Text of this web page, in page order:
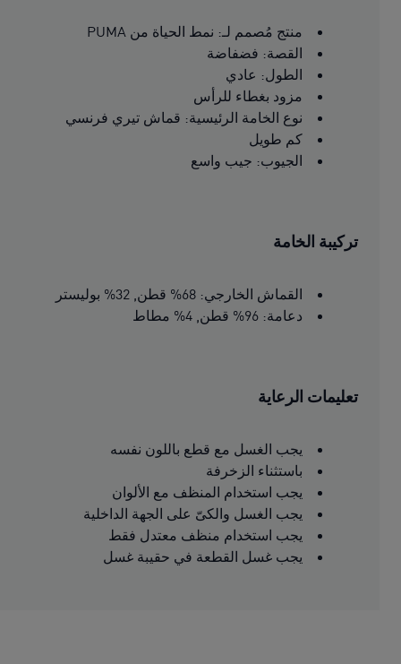
منتج مُصمم لـ: نمط الحياة من PUMA
القصة: فضفاضة
الطول: عادي
مزود بغطاء للرأس
نوع الخامة الرئيسية: قماش تيري فرنسي
كم طويل
الجيوب: جيب واسع
تركيبة الخامة
القماش الخارجي: 68% قطن, 32% بوليستر
دعامة: 96% قطن, 4% مطاط
تعليمات الرعاية
يجب الغسل مع قطع باللون نفسه
باستثناء الزخرفة
يجب استخدام المنظف مع الألوان
يجب الغسل والكىّ على الجهة الداخلية
يجب استخدام منظف معتدل فقط
يجب غسل القطعة في حقيبة غسل